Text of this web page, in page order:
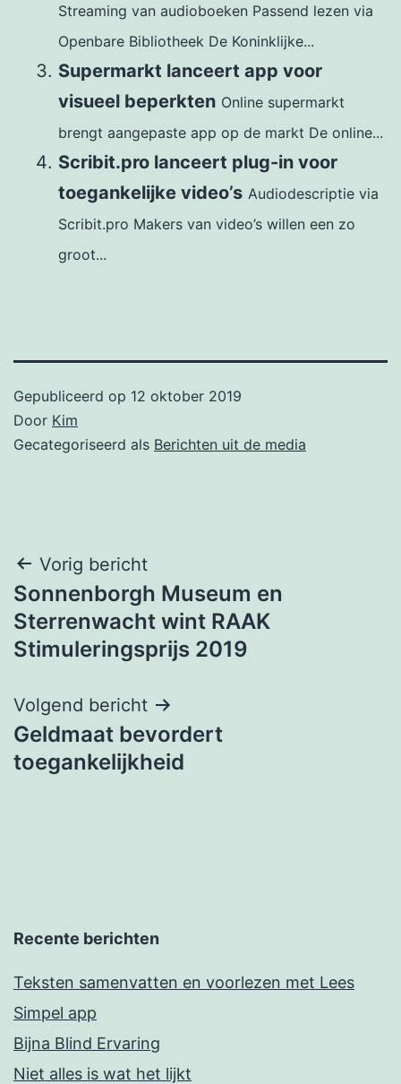
Streaming van audioboeken Passend lezen via
Openbare Bibliotheek De Koninklijke...
Supermarkt lanceert app voor
visueel beperkten Online supermarkt
brengt aangepaste app op de markt De online...
Scribit.pro lanceert plug-in voor
toegankelijke video’s Audiodescriptie via
Scribit.pro Makers van video’s willen een zo
groot...
Gepubliceerd op 12 oktober 2019
Door Kim
Gecategoriseerd als Berichten uit de media
Bericht
navigatie
Vorig bericht
Sonnenborgh Museum en
Sterrenwacht wint RAAK
Stimuleringsprijs 2019
Volgend bericht
Geldmaat bevordert
toegankelijkheid
Recente berichten
Teksten samenvatten en voorlezen met Lees
Simpel app
Bijna Blind Ervaring
Niet alles is wat het lijkt